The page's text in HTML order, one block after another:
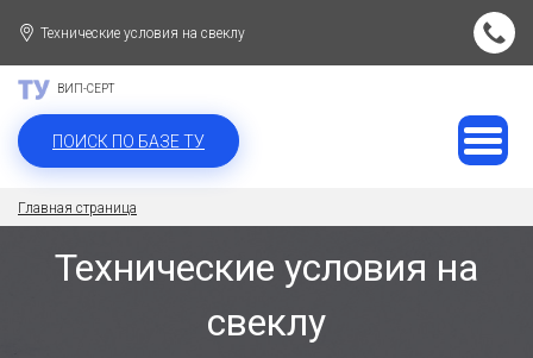
Технические условия на свеклу
ВИП-СЕРТ
ПОИСК ПО БАЗЕ ТУ
Главная страница
Технические условия на
свеклу